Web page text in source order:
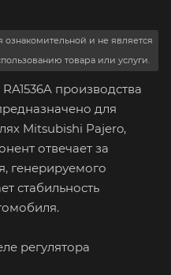
и не является
товара или услуги.
производства
для
Mitsubishi Pajero,
отвечает за
генерируемого
стабильность
регулятора